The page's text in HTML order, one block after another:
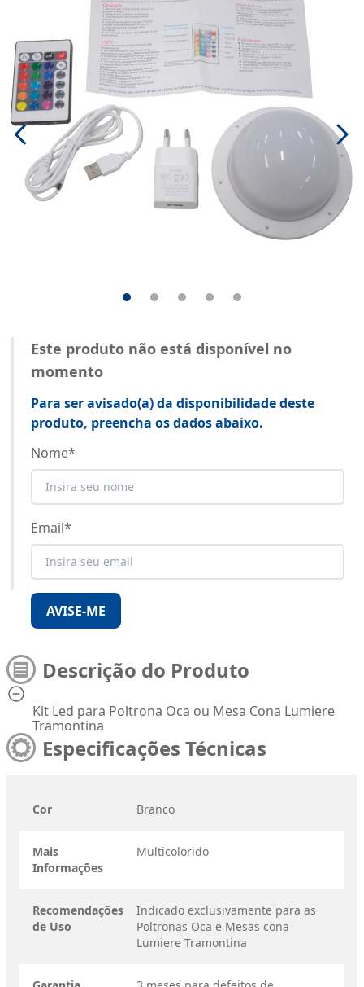
Este produto não está disponível no
momento
Para ser avisado(a) da disponibilidade deste
produto, preencha os dados abaixo.
Nome*
Email*
AVISE-ME
Descrição do Produto
Kit Led para Poltrona Oca ou Mesa Cona Lumiere
Tramontina
Especificações Técnicas
Cor Branco
Mais
Informações
Multicolorido
Recomendações
de Uso
Indicado exclusivamente para as
Poltronas Oca e Mesas cona
Lumiere Tramontina